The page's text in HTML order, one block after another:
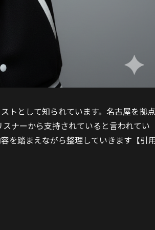
トとして知られています。名古屋を拠点
ナーから支持されていると言われてい
を踏まえながら整理していきます【引